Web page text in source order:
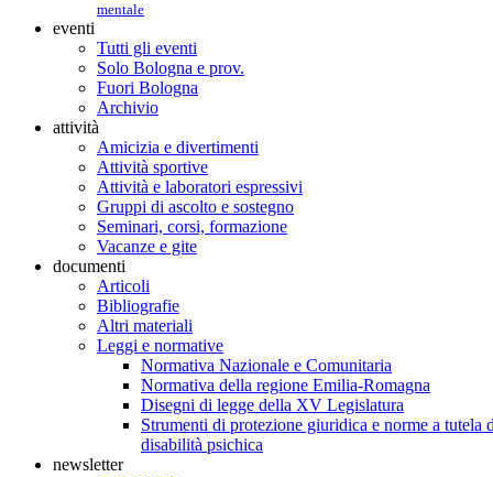
mentale
eventi
Tutti gli eventi
Solo Bologna e prov.
Fuori Bologna
Archivio
attività
Amicizia e divertimenti
Attività sportive
Attività e laboratori espressivi
Gruppi di ascolto e sostegno
Seminari, corsi, formazione
Vacanze e gite
documenti
Articoli
Bibliografie
Altri materiali
Leggi e normative
Normativa Nazionale e Comunitaria
Normativa della regione Emilia-Romagna
Disegni di legge della XV Legislatura
Strumenti di protezione giuridica e norme a tutela
disabilità psichica
newsletter